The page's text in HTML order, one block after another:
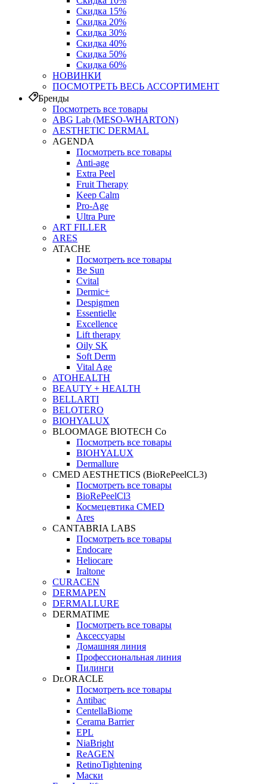
Скидка 15%
Скидка 20%
Скидка 30%
Скидка 40%
Скидка 50%
Скидка 60%
НОВИНКИ
ПОСМОТРЕТЬ ВЕСЬ АССОРТИМЕНТ
Бренды
Посмотреть все товары
ABG Lab (MESO-WHARTON)
AESTHETIC DERMAL
AGENDA
Посмотреть все товары
Anti-age
Extra Peel
Fruit Therapy
Keep Calm
Pro‑Age
Ultra Pure
ART FILLER
ARES
ATACHE
Посмотреть все товары
Be Sun
Cvital
Dermic+
Despigmen
Essentielle
Excellence
Lift therapy
Oily SK
Soft Derm
Vital Age
ATOHEALTH
BEAUTY + HEALTH
BELLARTI
BELOTERO
BIOHYALUX
BLOOMAGE BIOTECH Co
Посмотреть все товары
BIOHYALUX
Dermallure
CMED AESTHETICS (BioRePeelCL3)
Посмотреть все товары
BioRePeelCl3
Космецевтика CMED
Ares
CANTABRIA LABS
Посмотреть все товары
Endocare
Heliocare
Iraltone
CURACEN
DERMAPEN
DERMALLURE
DERMATIME
Посмотреть все товары
Аксессуары
Домашняя линия
Профессиональная линия
Пилинги
Dr.ORACLE
Посмотреть все товары
Antibac
CentellaBiome
Cerama Barrier
EPL
NiaBright
ReAGEN
RetinoTightening
Маски